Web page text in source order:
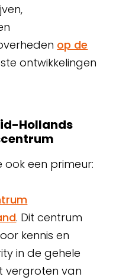
op de
ontwikkelingen
Hollands
ook een primeur:
. Dit centrum
kennis en
in de gehele
vergroten van